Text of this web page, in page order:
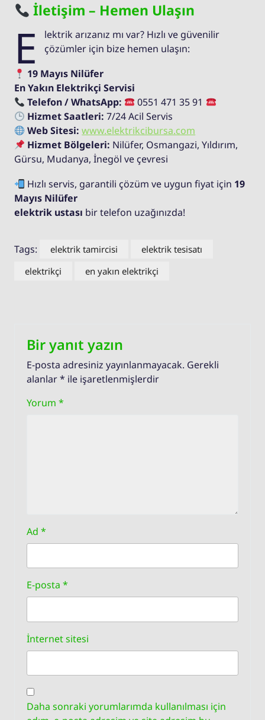
İletişim – Hemen Ulaşın
E
lektrik arızanız mı var? Hızlı ve güvenilir
çözümler için bize hemen ulaşın:
19 Mayıs Nilüfer
En Yakın Elektrikçi Servisi
Telefon / WhatsApp:
0551 471 35 91
Hizmet Saatleri: 7/24 Acil Servis
Web Sitesi: www.elektrikcibursa.com
Hizmet Bölgeleri: Nilüfer, Osmangazi, Yıldırım,
Gürsu, Mudanya, İnegöl ve çevresi
Hızlı servis, garantili çözüm ve uygun fiyat için 19
Mayıs Nilüfer
elektrik ustası bir telefon uzağınızda!
Tags: elektrik tamircisi
elektrik tesisatı
elektrikçi
en yakın elektrikçi
Bir yanıt yazın
E-posta adresiniz yayınlanmayacak. Gerekli
alanlar* ile işaretlenmişlerdir
Yorum *
Ad *
E-posta *
İnternet sitesi
Daha sonraki yorumlarımda kullanılması için